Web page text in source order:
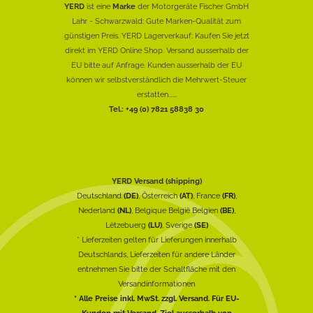
YERD ist eine Marke der Motorgeräte Fischer GmbH
Lahr - Schwarzwald: Gute Marken-Qualität zum
günstigen Preis. YERD Lagerverkauf: Kaufen Sie jetzt
direkt im YERD Online Shop. Versand ausserhalb der
EU bitte auf Anfrage. Kunden ausserhalb der EU
können wir selbstverständlich die Mehrwert-Steuer
erstatten......
Tel.: +49 (0) 7821 58838 30
YERD Versand (shipping)
Deutschland(DE), Österreich(AT), France (FR),
Nederland (NL), Belgique België Belgien (BE),
Lëtzebuerg (LU), Sverige(SE)
* Lieferzeiten gelten für Lieferungen innerhalb
Deutschlands, Lieferzeiten für andere Länder
entnehmen Sie bitte der Schaltfläche mit den
Versandinformationen
* Alle Preise inkl. MwSt. zzgl. Versand. Für EU-